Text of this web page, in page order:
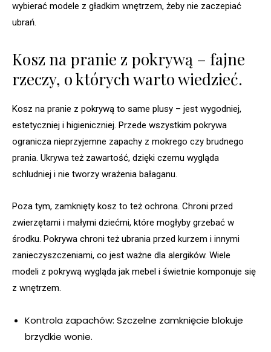
wybierać modele z gładkim wnętrzem, żeby nie zaczepiać
ubrań.
Kosz na pranie z pokrywą – fajne
rzeczy, o których warto wiedzieć.
Kosz na pranie z pokrywą to same plusy – jest wygodniej,
estetyczniej i higieniczniej. Przede wszystkim pokrywa
ogranicza nieprzyjemne zapachy z mokrego czy brudnego
prania. Ukrywa też zawartość, dzięki czemu wygląda
schludniej i nie tworzy wrażenia bałaganu.
Poza tym, zamknięty kosz to też ochrona. Chroni przed
zwierzętami i małymi dziećmi, które mogłyby grzebać w
środku. Pokrywa chroni też ubrania przed kurzem i innymi
zanieczyszczeniami, co jest ważne dla alergików. Wiele
modeli z pokrywą wygląda jak mebel i świetnie komponuje się
z wnętrzem.
Kontrola zapachów: Szczelne zamknięcie blokuje
brzydkie wonie.